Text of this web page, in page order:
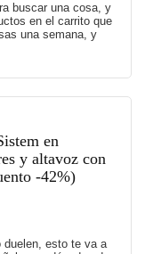
buscar una cosa, y
en el carrito que
una semana, y
en
y altavoz con
-42%)
duelen, esto te va a